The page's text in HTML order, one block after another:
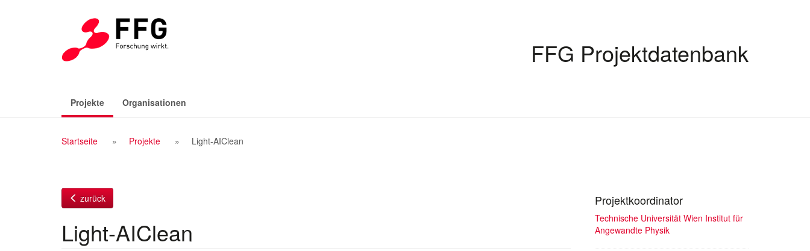
FFG Projektdatenbank
Projekte(aktiv)Organisationen
Breadcrumb
Startseite Projekte Light-AIClean
zurück
Light-AIClean
Projektkoordinator
Technische Universität Wien Institut für
Angewandte Physik